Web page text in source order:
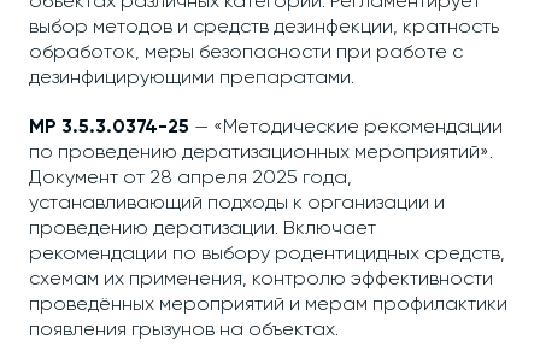
выбор методов и средств дезинфекции, кратность
обработок, меры безопасности при работе с
дезинфицирующими препаратами.
МР 3.5.3.0374-25 — «Методические рекомендации
по проведению дератизационных мероприятий».
Документ от 28 апреля 2025 года,
устанавливающий подходы к организации и
проведению дератизации. Включает
рекомендации по выбору родентицидных средств,
схемам их применения, контролю эффективности
проведённых мероприятий и мерам профилактики
появления грызунов на объектах.